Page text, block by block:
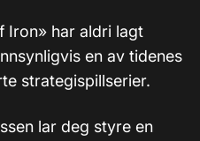
Iron» har aldri lagt
en av tidenes
strategispillserier.
lar deg styre en